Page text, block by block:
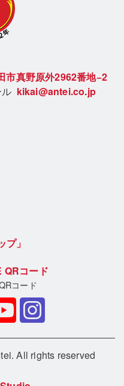
市真野原外2962番地−2
kikai@antei.co.jp
」
コード
All rights reserved